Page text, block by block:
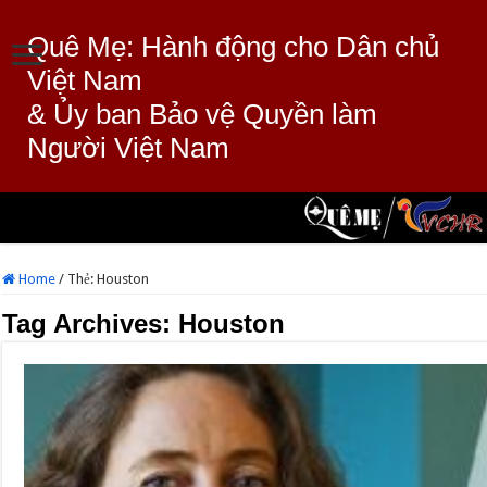
Quê Mẹ: Hành động cho Dân chủ
Việt Nam
& Ủy ban Bảo vệ Quyền làm
Người Việt Nam
Home / Thẻ:Houston
Tag Archives: Houston